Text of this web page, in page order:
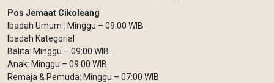
Pos Jemaat Cikoleang
Ibadah Umum : Minggu – 09:00 WIB
Ibadah Kategorial
Balita: Minggu – 09:00 WIB
Anak: Minggu – 09:00 WIB
Remaja & Pemuda: Minggu – 07:00 WIB